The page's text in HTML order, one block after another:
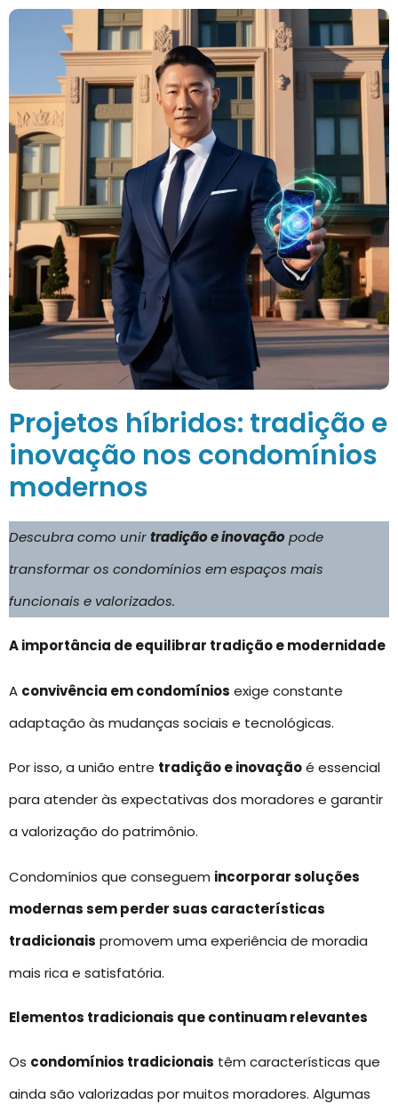
Projetos híbridos: tradição e
inovação nos condomínios
modernos
Descubra como unirtradição e inovaçãopode
transformar os condomínios em espaços mais
funcionais e valorizados.
A importância de equilibrar tradição e modernidade
A convivência em condomínios exige constante
adaptação às mudanças sociais e tecnológicas.
Por isso, a união entre tradição e inovaçãoé essencial
para atender às expectativas dos moradores e garantir
a valorização do patrimônio.
Condomínios que conseguem incorporar soluções
modernas sem perder suas características
tradicionais promovem uma experiência de moradia
mais rica e satisfatória.
Elementos tradicionais que continuam relevantes
Os condomínios tradicionais têm características que
ainda são valorizadas por muitos moradores. Algumas